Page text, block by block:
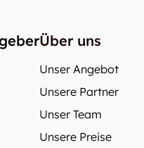
Über uns
Unser Angebot
Unsere Partner
Unser Team
Unsere Preise